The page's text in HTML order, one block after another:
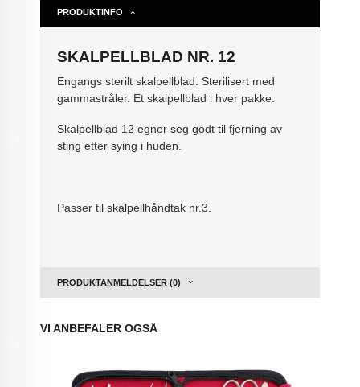
PRODUKTINFO
SKALPELLBLAD NR. 12
Engangs sterilt skalpellblad. Sterilisert med
gammastråler. Et skalpellblad i hver pakke.
Skalpellblad 12 egner seg godt til fjerning av
sting etter sying i huden.
Passer til skalpellhåndtak nr.3.
PRODUKTANMELDELSER (0)
VI ANBEFALER OGSÅ